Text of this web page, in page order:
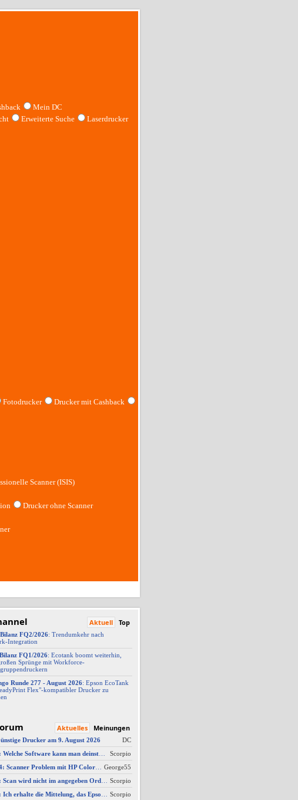
Mein DC
Erweiterte Suche
Laserdrucker
Fotodrucker
Drucker mit Cashback
Scanner (ISIS)
Drucker ohne Scanner
Aktuell Top
FQ2/2026: Trendumkehr nach
​Integration
FQ1/2026: Ecotank boomt weiterhin,
Sprünge mit Workforce-​
Runde 277 -​ August 2026: Epson EcoTank
Flex"-​kompatibler Drucker zu
Aktuelles Meinungen
Drucker am 9. August 2026
DC
AW #3: Welche Software kann man deinstallieren - welche ich zwingend erforderlich
Scorpio
AW #14: Scanner Problem mit HP Color Laserjet Pro MFP M479fdw
George55
AW #2: Scan wird nicht im angegeben Ordner gespeichert, wenn vom Bediendisplay gescannt wird
Scorpio
Scorpio